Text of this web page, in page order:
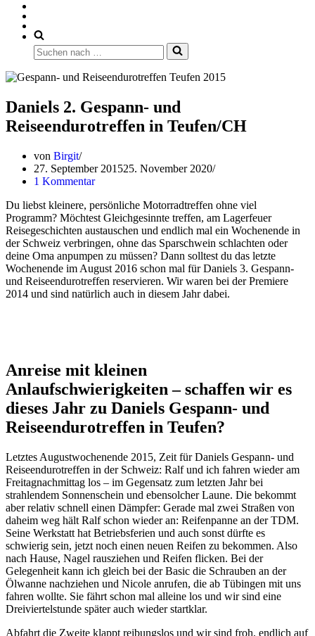
Suchen
nach …
Daniels 2. Gespann- und
Reiseendurotreffen in Teufen/CH
von Birgit
27. September 201525. November 2020
1 Kommentar
Du liebst kleinere, persönliche Motorradtreffen ohne viel
Programm? Möchtest Gleichgesinnte treffen, am Lagerfeuer
Reisegeschichten austauschen und endlich mal ein Wochenende in
der Schweiz verbringen, ohne das Sparschwein schlachten oder
deine Oma anpumpen zu müssen? Dann solltest du das letzte
Wochenende im August 2016 schon mal für Daniels 3. Gespann-
und Reiseendurotreffen reservieren. Wir waren bei der Premiere
2014 und sind natürlich auch in diesem Jahr dabei.
Anreise mit kleinen
Anlaufschwierigkeiten – schaffen wir es
dieses Jahr zu Daniels Gespann- und
Reiseendurotreffen in Teufen?
Letztes Augustwochenende 2015, Zeit für Daniels Gespann- und
Reiseendurotreffen in der Schweiz: Ralf und ich fahren wieder am
Freitagnachmittag los – im Gegensatz zum letzten Jahr bei
strahlendem Sonnenschein und ebensolcher Laune. Die bekommt
aber relativ schnell einen Dämpfer: Gerade mal zwei Straßen von
daheim weg hält Ralf schon wieder an: Reifenpanne an der TDM.
Seine Werkstatt hat Betriebsferien und auch sonst dürfte es
schwierig sein, jetzt noch einen neuen Reifen zu bekommen. Also
nach Hause, Nagel rausziehen und Reifen flicken. Bei der
Gelegenheit kann ich gleich bei der Basic die Schrauben an der
Ölwanne nachziehen und Nicole anrufen, die ab Tübingen mit uns
fahren wollte. Sie fährt schon mal alleine los und wir sind eine
Dreiviertelstunde später auch wieder startklar.
Abfahrt die Zweite klappt reibungslos und wir sind froh, endlich auf